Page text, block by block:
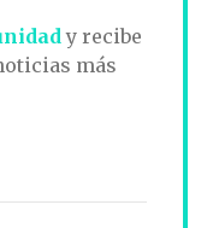
y recibe
más